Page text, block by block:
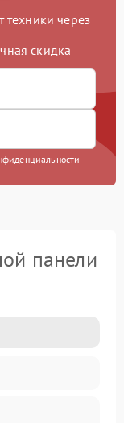
через
скидка
панели